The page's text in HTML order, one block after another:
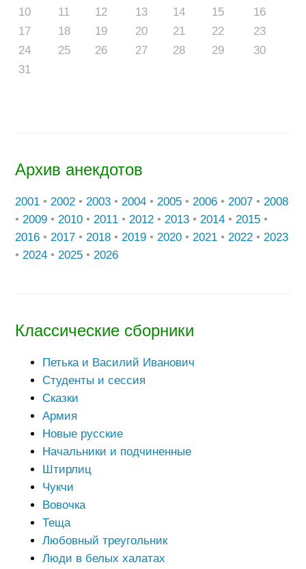
10
11 12 13 14 15
16
17
18 19 20 21 22
23
24
25 26 27 28 29
30
31
Архив анекдотов
2001 • 2002 • 2003 • 2004 • 2005 • 2006 • 2007 • 2008
• 2009 • 2010 • 2011 • 2012 • 2013 • 2014 • 2015 •
2016 • 2017 • 2018 • 2019 • 2020 • 2021 • 2022 • 2023
• 2024 • 2025 • 2026
Классические сборники
Петька и Василий Иванович
Студенты и сессия
Сказки
Армия
Новые русские
Начальники и подчиненные
Штирлиц
Чукчи
Вовочка
Теща
Любовный треугольник
Люди в белых халатах